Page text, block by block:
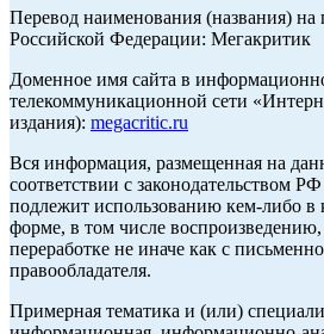
Перевод наименования (названия) на
Российской Федерации: Мегакритик
Доменное имя сайта в
телекоммуникационной сети
издания): megacritic.ru
Вся информация, размещенная на
соответствии с законодательством
подлежит использованию кем-либо в
форме, в том числе
переработке не иначе как с
правообладателя.
Примерная тематика и (или)